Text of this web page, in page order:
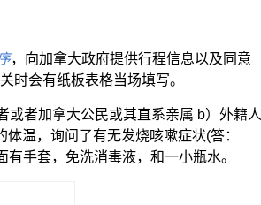
，向加拿大政府提供行程信息以及同意
时会有纸板表格当场填写。
或者加拿大公民或其直系亲属 b）外籍人
温，询问了有无发烧咳嗽症状(答：
手套，免洗消毒液，和一小瓶水。